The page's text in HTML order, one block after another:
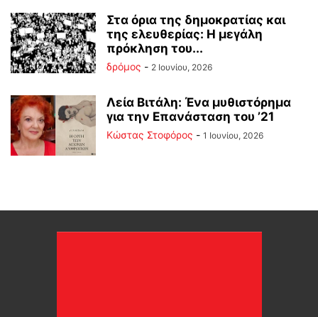
Στα όρια της δημοκρατίας και
της ελευθερίας: Η μεγάλη
πρόκληση του...
δρόμος - 2 Ιουνίου, 2026
Λεία Βιτάλη: Ένα μυθιστόρημα
για την Επανάσταση του ’21
Κώστας Στοφόρος - 1 Ιουνίου, 2026